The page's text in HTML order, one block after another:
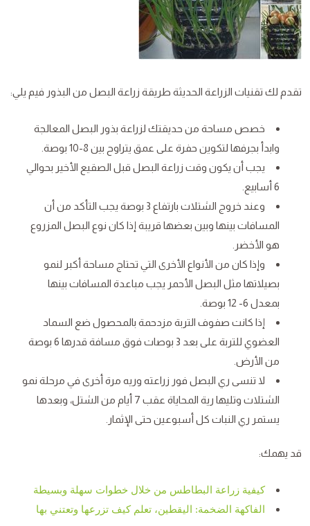
تقدم لك تقنيات الزراعة الحديثة طريقة زراعة البصل من البذور فيم يلي:
خصص مساحة من حديقتك لزراعة بذور البصل المعالجة
وابدأ بجرفها لتكوين حفرة على عمق يتراوح بين 8-10 بوصة.
يجب أن يكون وقت زراعة البصل قبل الصقيع الأخير بحوالي
6 أسابيع.
وعند خروج الشتلات بارتفاع 3 بوصة يجب التأكد من أن
المسافات بينها وبين بعضها قريبة إذا كان نوع البصل المزروع
هو الأخضر.
وإذا كان من الأنواع الأخرى التي تحتاج مساحة أكبر لنمو
بصيلاتها مثل البصل الأحمر يجب مباعدة المسافات بينها
بمعدل 6- 12 بوصة.
إذا كانت صفوف التربة مزدحمة بالمحصول ضع السماد
العضوي للتربة على بعد 3 بوصات فوق مسافة قدرها 6 بوصة
من الأرض.
لا تنسى ري البصل فور زراعته وريه مرة أخرى في مرحلة نمو
الشتلات وتليها رية المحاياة عقب 7 أيام من الشتل، وبعدها
يستمر ري النبات كل أسبوعين حتى الإثمار.
قد يهمك:
كيفية زراعة البطاطس من خلال خطوات سهلة وبسيطة
الفاكهة الضخمة: اليقطين، تعلم كيف تزرعها وتعتني بها